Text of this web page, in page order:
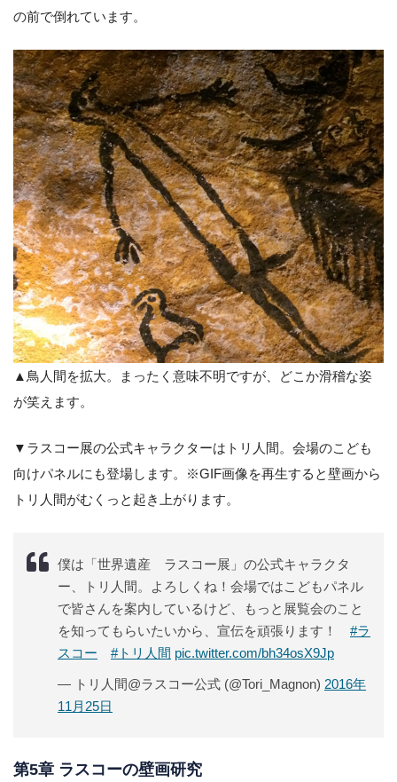
の前で倒れています。
▲鳥人間を拡大。まったく意味不明ですが、どこか滑稽な姿
が笑えます。
▼ラスコー展の公式キャラクターはトリ人間。会場のこども
向けパネルにも登場します。※GIF画像を再生すると壁画から
トリ人間がむくっと起き上がります。
僕は「世界遺産 ラスコー展」の公式キャラクタ
ー、トリ人間。よろしくね！会場ではこどもパネル
で皆さんを案内しているけど、もっと展覧会のこと
を知ってもらいたいから、宣伝を頑張ります！ #ラ
スコー
#トリ人間 pic.twitter.com/bh34osX9Jp
— トリ人間@ラスコー公式 (@Tori_Magnon) 2016年
11月25日
第5章 ラスコーの壁画研究